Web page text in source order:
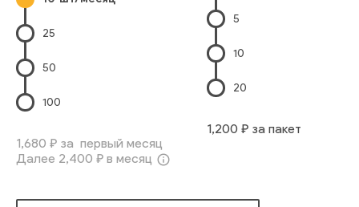
25
50
100
1,680 ₽ за первый месяц
Далее 2,400 ₽ в месяц info_outline
5
10
20
1,200 ₽ за пакет